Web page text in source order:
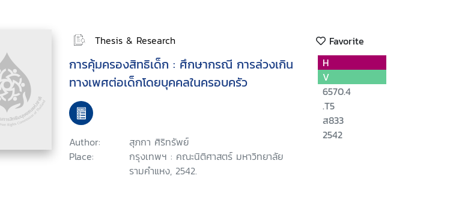
Thesis & Research Favorite
การคุ้มครองสิทธิเด็ก : ศึกษากรณี การล่วงเกิน
ทางเพศต่อเด็กโดยบุคคลในครอบครัว
Author:
สุภกา ศิริทรัพย์
Place:
กรุงเทพฯ : คณะนิติศาสตร์ มหาวิทยาลัย
รามคำแหง, 2542.
H
V
6570.4
.T5
ส833
2542